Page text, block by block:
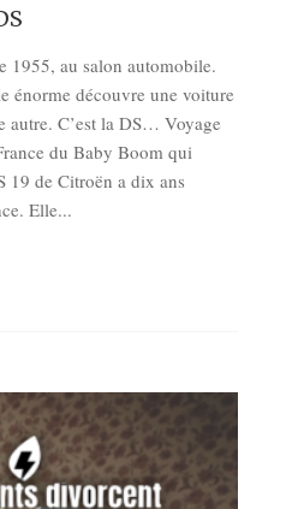
1955, au salon automobile.
énorme découvre une voiture
autre. C’est la DS… Voyage
du Baby Boom qui
19 de Citroën a dix ans
Elle...